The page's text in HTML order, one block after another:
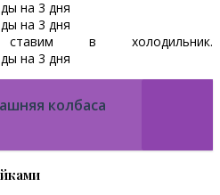
в холодильник.
колбаса